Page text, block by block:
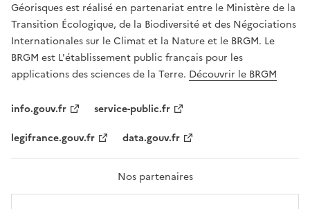
T
É
,
É
G
A
L
F
A
T
R
Géorisques est réalisé en partenariat entre le Ministère de la
Transition Écologique, de la Biodiversité et des Négociations
Internationales sur le Climat et la Nature et le BRGM. Le
BRGM est L'établissement public français pour les
applications des sciences de la Terre. Découvrir le BRGM
info.gouv.fr
service-public.fr
legifrance.gouv.fr
data.gouv.fr
Nos partenaires